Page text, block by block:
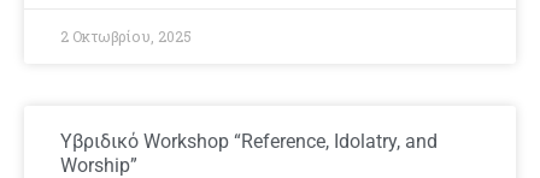
2 Οκτωβρίου, 2025
Yβριδικό Workshop “Reference, Idolatry, and
Worship”